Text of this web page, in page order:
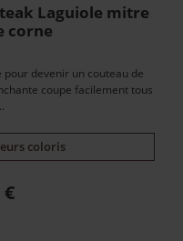
Laguiole mitre
corne
devenir un couteau de
coupe facilement tous
coloris